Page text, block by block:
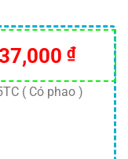
₫Giá
hiện
tại
( Có phao )